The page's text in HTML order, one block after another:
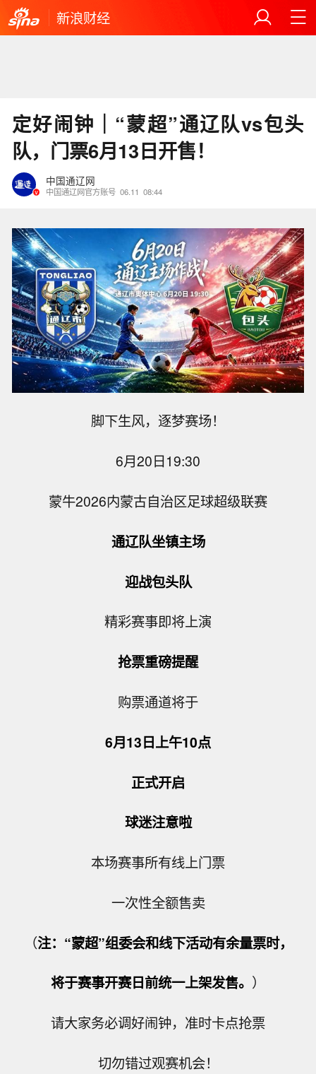
新浪财经
定好闹钟｜“蒙超”通辽队vs包头
队，门票6月13日开售！
中国通辽网
中国通辽网官方账号 06.11 08:44
脚下生风，逐梦赛场！
6月20日19:30
蒙牛2026内蒙古自治区足球超级联赛
通辽队坐镇主场
迎战包头队
精彩赛事即将上演
抢票重磅提醒
购票通道将于
6月13日上午10点
正式开启
球迷注意啦
本场赛事所有线上门票
一次性全额售卖
（注：“蒙超”组委会和线下活动有余量票时，
将于赛事开赛日前统一上架发售。 ）
请大家务必调好闹钟，准时卡点抢票
切勿错过观赛机会！